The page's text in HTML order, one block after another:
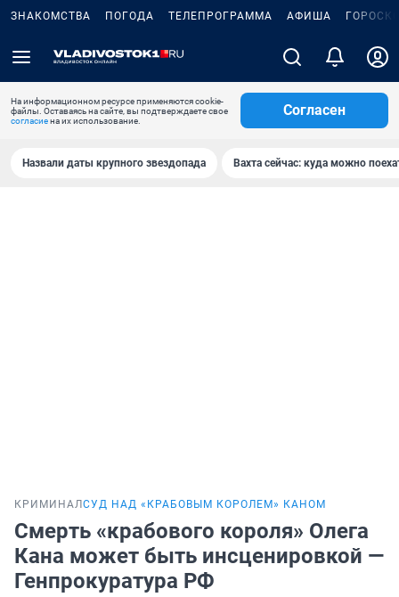
ЗНАКОМСТВА ПОГОДА ТЕЛЕПРОГРАММА АФИША
На информационном ресурсе применяются cookie-
файлы. Оставаясь на сайте, вы подтверждаете свое
согласиена их использование.
Согласен
Назвали даты крупного звездопада Вахта сейчас: куда можно
КРИМИНАЛСУД НАД «КРАБОВЫМ КОРОЛЕМ» КАНОМ
Смерть «крабового короля» Олега
Кана может быть инсценировкой —
Генпрокуратура РФ